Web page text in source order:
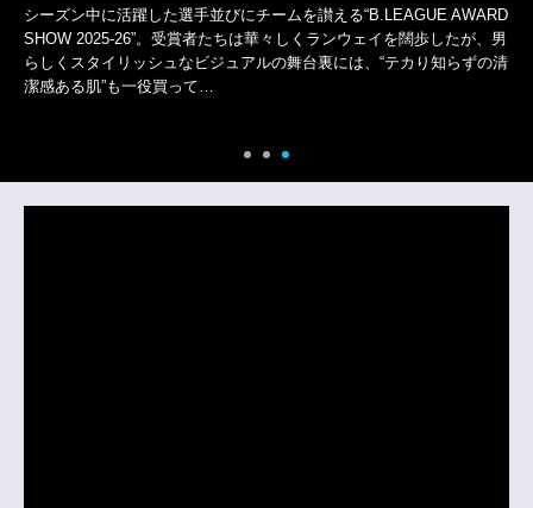
シーズン中に活躍した選手並びにチームを讃える“B.LEAGUE AWARD
SHOW 2025-26”。受賞者たちは華々しくランウェイを闊歩したが、男
らしくスタイリッシュなビジュアルの舞台裏には、“テカり知らずの清
潔感ある肌”も一役買って…